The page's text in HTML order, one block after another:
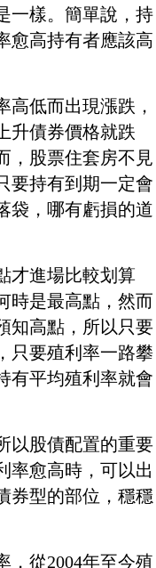
一樣。簡單說，持
愈高持有者應該高
高低而出現漲跌，
升債券價格就跌
，股票住套房不見
要持有到期一定會
袋，哪有虧損的道
才進場比較划算
時是最高點，然而
知高點，所以只要
只要殖利率一路攀
有平均殖利率就會
以股債配置的重要
率愈高時，可以出
券型的部位，穩穩
，從2004年至今殖